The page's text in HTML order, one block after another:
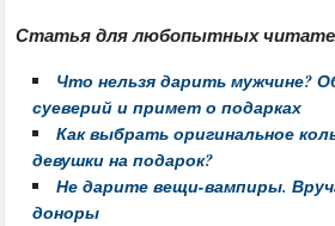
Статья для любопытных
Что нельзя дарить мужчине?
суеверий и примет о подарках
Как выбрать оригинальное
девушки на подарок?
Не дарите вещи-вампиры.
доноры